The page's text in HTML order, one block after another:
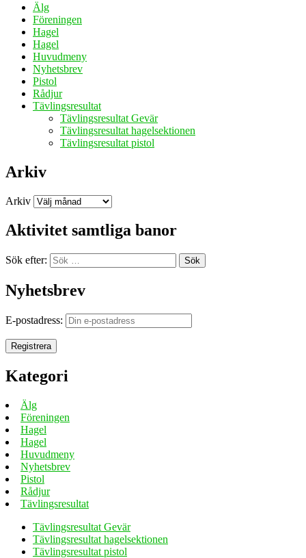
Älg
Föreningen
Hagel
Hagel
Huvudmeny
Nyhetsbrev
Pistol
Rådjur
Tävlingsresultat
Tävlingsresultat Gevär
Tävlingsresultat hagelsektionen
Tävlingsresultat pistol
Arkiv
Arkiv
Aktivitet samtliga banor
Sök efter: Sök
Nyhetsbrev
E-postadress:
Kategori
Älg
Föreningen
Hagel
Hagel
Huvudmeny
Nyhetsbrev
Pistol
Rådjur
Tävlingsresultat
Tävlingsresultat Gevär
Tävlingsresultat hagelsektionen
Tävlingsresultat pistol